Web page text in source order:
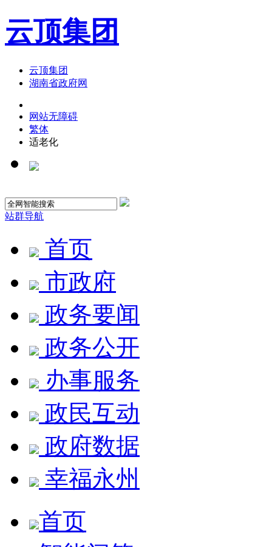
云顶集团
云顶集团
湖南省政府网
网站无障碍
繁体
适老化
站群导航
首页
市政府
政务要闻
政务公开
办事服务
政民互动
政府数据
幸福永州
首页